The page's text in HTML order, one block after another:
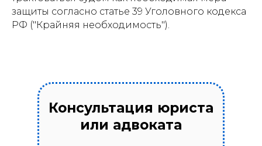
защиты согласно статье 39 Уголовного кодекса
РФ ("Крайняя необходимость").
Консультация юриста
или адвоката